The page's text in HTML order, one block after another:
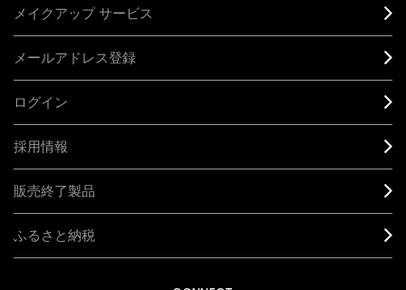
メイクアップ サービス
メールアドレス登録
ログイン
採用情報
販売終了製品
ふるさと納税